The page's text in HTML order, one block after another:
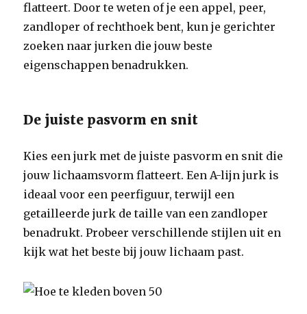
flatteert. Door te weten of je een appel, peer,
zandloper of rechthoek bent, kun je gerichter
zoeken naar jurken die jouw beste
eigenschappen benadrukken.
De juiste pasvorm en snit
Kies een jurk met de juiste pasvorm en snit die
jouw lichaamsvorm flatteert. Een A-lijn jurk is
ideaal voor een peerfiguur, terwijl een
getailleerde jurk de taille van een zandloper
benadrukt. Probeer verschillende stijlen uit en
kijk wat het beste bij jouw lichaam past.